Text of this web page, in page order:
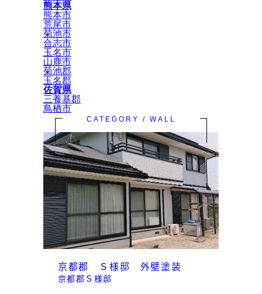
熊本県
熊本市
荒尾市
菊池市
合志市
玉名市
山鹿市
菊池郡
玉名郡
佐賀県
三養基郡
鳥栖市
CATEGORY / WALL
京都郡 Ｓ様邸 外壁塗装
京都郡Ｓ様邸